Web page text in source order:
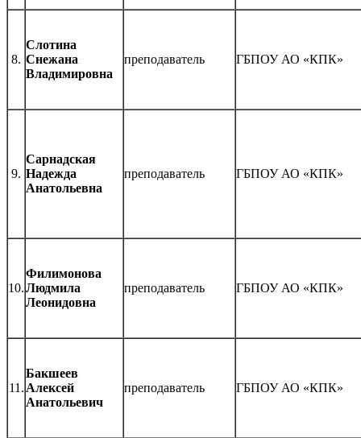
8.
Слотина
Снежана
Владимировна
преподаватель ГБПОУ АО «КПК»
9.
Сарнадская
Надежда
Анатольевна
преподаватель ГБПОУ АО «КПК»
10.
Филимонова
Людмила
Леонидовна
преподаватель ГБПОУ АО «КПК»
11.
Бакшеев
Алексей
Анатольевич
преподаватель ГБПОУ АО «КПК»